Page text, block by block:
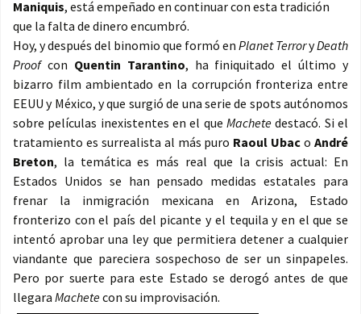
Maniquis, está empeñado en continuar con esta tradición
que la falta de dinero encumbró.
Hoy, y después del binomio que formó en Planet TerroryDeath
Proofcon Quentin Tarantino, ha finiquitado el último y
bizarro film ambientado en la corrupción fronteriza entre
EEUU y México, y que surgió de una serie de spots autónomos
sobre películas inexistentes en el que Machete destacó. Si el
tratamiento es surrealista al más puro Raoul Ubac oAndré
Breton, la temática es más real que la crisis actual: En
Estados Unidos se han pensado medidas estatales para
frenar la inmigración mexicana en Arizona, Estado
fronterizo con el país del picante y el tequila y en el que se
intentó aprobar una ley que permitiera detener a cualquier
viandante que pareciera sospechoso de ser un sinpapeles.
Pero por suerte para este Estado se derogó antes de que
llegara Machetecon su improvisación.